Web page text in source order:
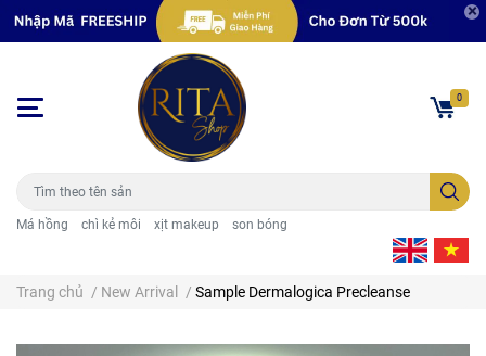
Má hồng chì kẻ môi xịt makeup son bóng
0
Trang chủ / New Arrival / Sample Dermalogica Precleanse